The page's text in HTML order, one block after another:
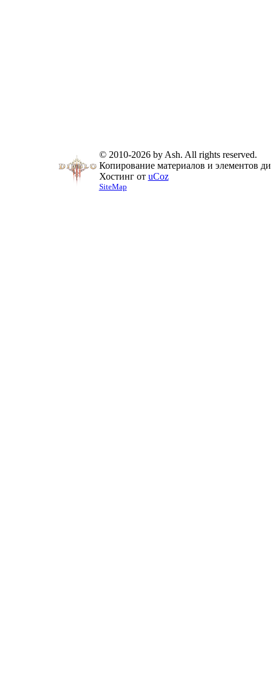
© 2010-2026 by Ash. All rights reserved.
Копирование материалов и элементов
Хостинг от uCoz
SiteMap